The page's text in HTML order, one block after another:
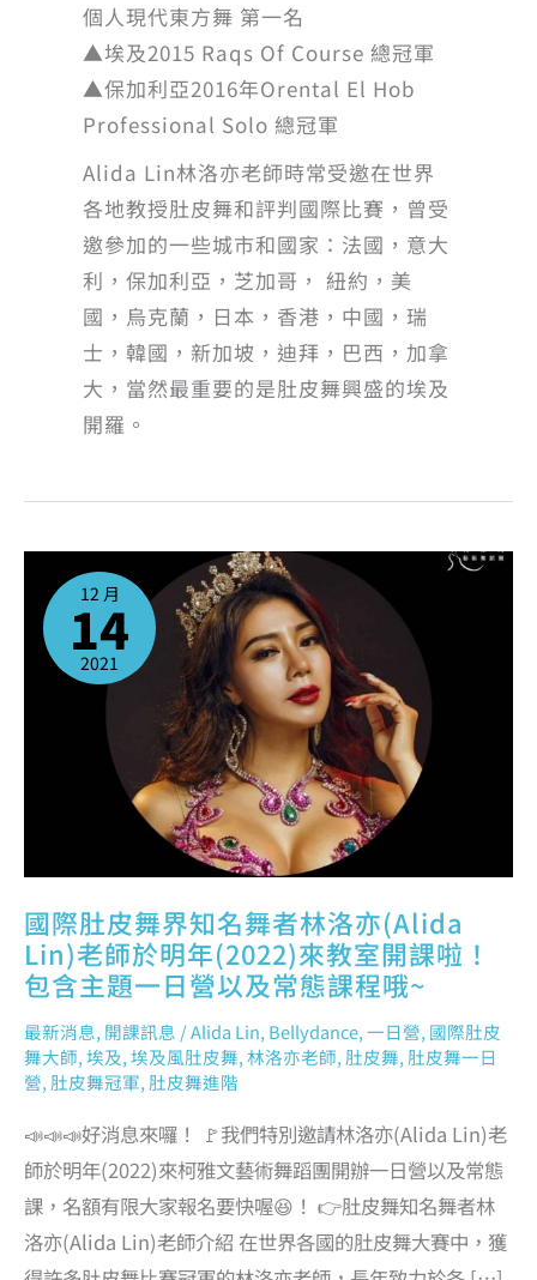
個人現代東方舞 第一名
▲埃及2015 Raqs Of Course 總冠軍
▲保加利亞2016年Orental El Hob
Professional Solo 總冠軍
Alida Lin林洛亦老師時常受邀在世界
各地教授肚皮舞和評判國際比賽，曾受
邀參加的一些城市和國家：法國，意大
利，保加利亞，芝加哥， 紐約，美
國，烏克蘭，日本，香港，中國，瑞
士，韓國，新加坡，迪拜，巴西，加拿
大，當然最重要的是肚皮舞興盛的埃及
開羅。
12 月
14
2021
國際肚皮舞界知名舞者林洛亦(Alida
Lin)老師於明年(2022)來教室開課啦！
包含主題一日營以及常態課程哦~
最新消息,開課訊息 /Alida Lin,Bellydance,一日營,國際肚皮
舞大師,埃及,埃及風肚皮舞,林洛亦老師,肚皮舞,肚皮舞一日
營,肚皮舞冠軍,肚皮舞進階
📣📣📣好消息來囉！ 🚩我們特別邀請林洛亦(Alida Lin)老
師於明年(2022)來柯雅文藝術舞蹈團開辦一日營以及常態
課，名額有限大家報名要快喔😆！ 👉肚皮舞知名舞者林
洛亦(Alida Lin)老師介紹 在世界各國的肚皮舞大賽中，獲
國
肚
界
知
名
舞
者
林
洛
包
題
一
日
營
以
及
常
態
程
哦
~